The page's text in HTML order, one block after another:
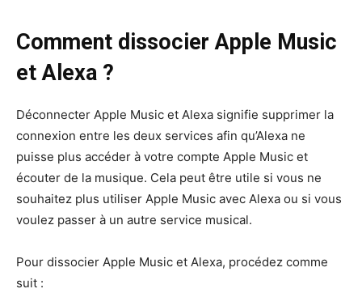
Comment dissocier Apple Music
et Alexa ?
Déconnecter Apple Music et Alexa signifie supprimer la
connexion entre les deux services afin qu’Alexa ne
puisse plus accéder à votre compte Apple Music et
écouter de la musique. Cela peut être utile si vous ne
souhaitez plus utiliser Apple Music avec Alexa ou si vous
voulez passer à un autre service musical.
Pour dissocier Apple Music et Alexa, procédez comme
suit :